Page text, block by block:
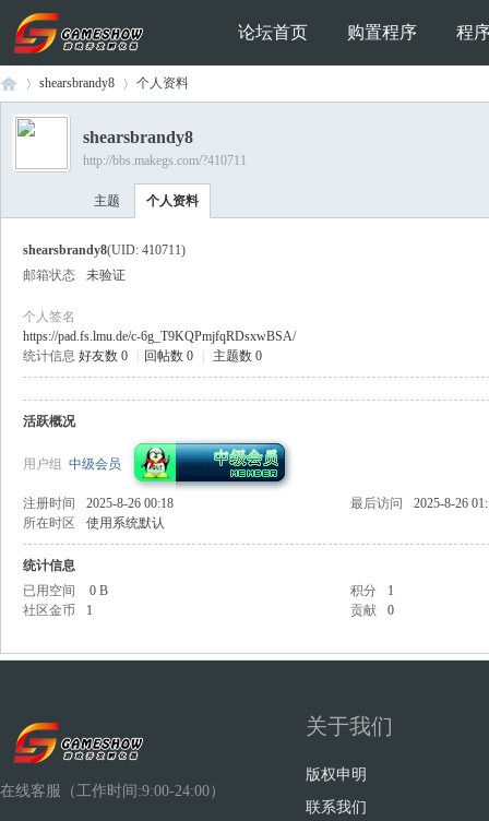
论坛首页 购置程序 程
›
shearsbrandy8 个人资料
shearsbrandy8
http://bbs.makegs.com/?410711
主题 个人资料
shearsbrandy8(UID: 410711)
邮箱状态
未验证
个人签名
https://pad.fs.lmu.de/c-6g_T9KQPmjfqRDsxwBSA/
统计信息 好友数 0 回帖数 0 主题数 0
活跃概况
用户组 中级会员
注册时间 2025-8-26 00:18 最后访问
2025-8-26
所在时区
使用系统默认
统计信息
已用空间
0 B 积分
1
社区金币
1 贡献 0
在线客服（工作时间:9:00-24:00）
关于我们
版权申明
联系我们